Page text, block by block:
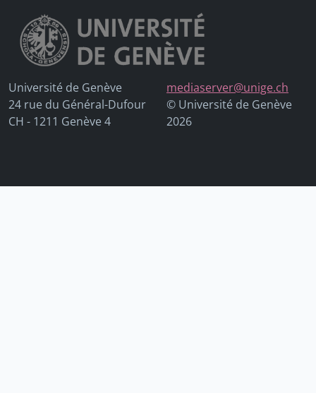
Université de Genève
24 rue du Général-Dufour
CH - 1211 Genève 4
mediaserver@unige.ch
© Université de Genève
2026